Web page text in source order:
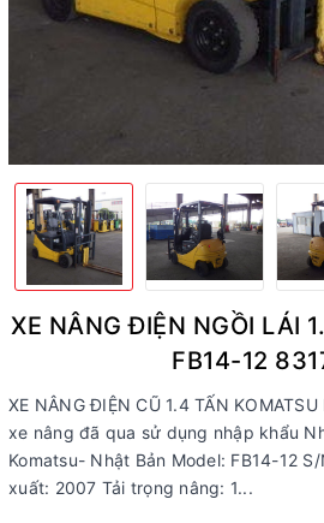
XE NÂNG ĐIỆN NGỒI LÁI
FB14-12
XE NÂNG ĐIỆN CŨ 1.4 TẤN
xe nâng đã qua sử dụng nhập khẩu
Komatsu- Nhật Bản Model: FB14-12
xuất: 2007 Tải trọng nâng: 1...